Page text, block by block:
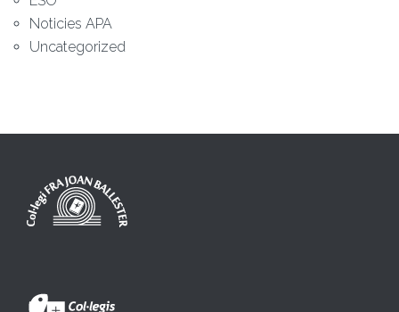
Noticies APA
Uncategorized